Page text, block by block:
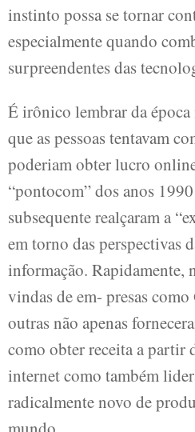
instinto possa se tornar
especialmente quando
surpreendentes das
É irônico lembrar da
que as pessoas tentavam
poderiam obter lucro
“pontocom” dos anos
subsequente realçaram a
em torno das perspectivas
informação. Rapidamente,
vindas de em- presas
outras não apenas
como obter receita a partir
internet como também
radicalmente novo de